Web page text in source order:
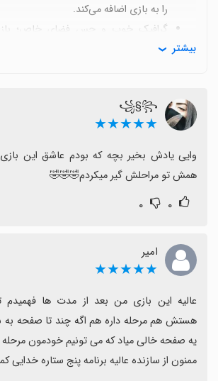
را به بازی اضافه می‌کند.
گرافیک خوب و حس فضای خاص؛
می‌کند و تجربه‌ای سرگرم‌کننده با مراحل
می‌تواند کمی آزاردهنده باشد.
برخی کاربران به صبر و حوصله نیاز
گاهی زیاد است، اما با تلاش قابل عبور
دارد.
دارند مراحل بسازند، تجربه‌ای
بیشتر
꧁§꧂
★★★★★
همش تو مراحلش گیر میکردم🤣🤣🤣
۰ ۰
امیر
★★★★★
ممنون از سازنده عالیه برنامه پنج ستاره خدایی